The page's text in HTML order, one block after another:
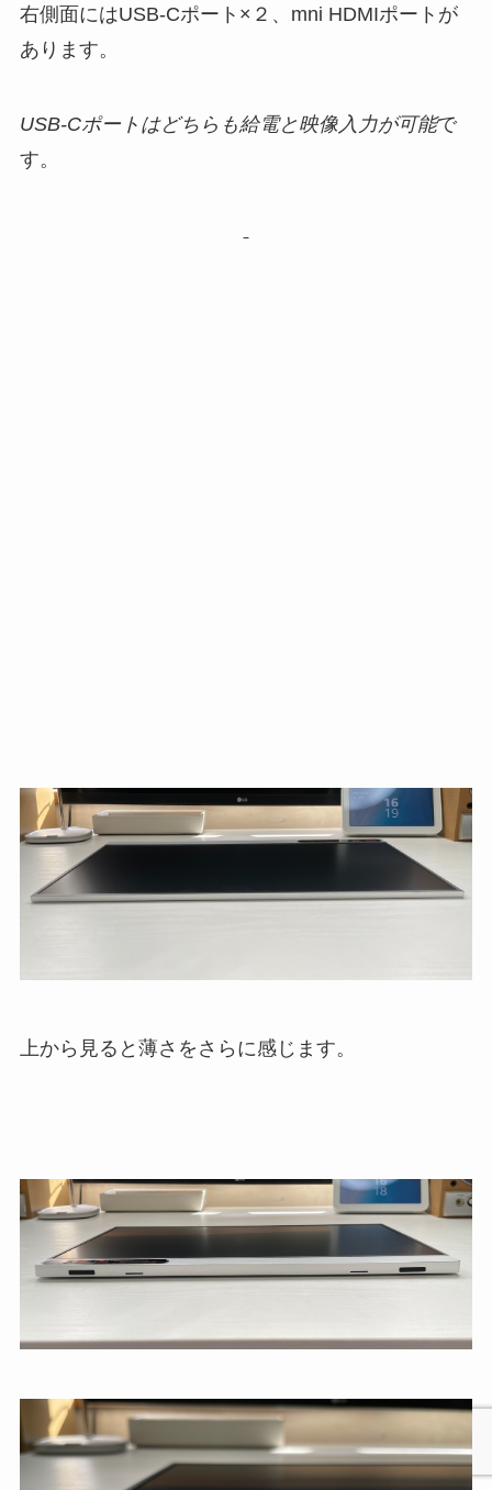
右側面にはUSB-Cポート×２、mni HDMIポートが
あります。
USB-Cポートはどちらも給電と映像入力が可能で
す。
上から見ると薄さをさらに感じます。